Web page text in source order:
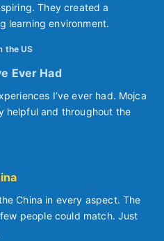
They created a
learning environment.
the US
Ever Had
I’ve ever had. Mojca
helpful and throughout the
China in every aspect. The
people could match. Just